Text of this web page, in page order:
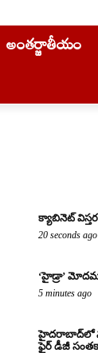
అంతర్జాతీయం
క్యాబినెట్
20 seconds ago
‘హైడ్రా’
5 minutes ago
హైదరాబాద్‌లో
ఫైర్ డీజీ